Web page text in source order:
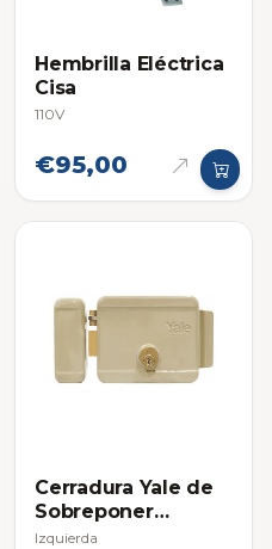
Hembrilla Eléctrica
Cisa
110V
€95,00
Cerradura Yale de
Sobreponer
Eléctrica
Izquierda